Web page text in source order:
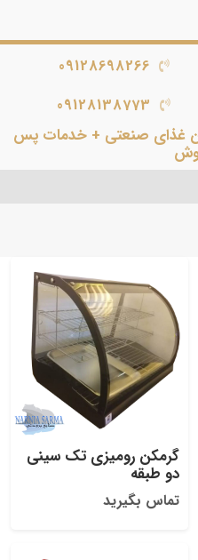
غذای صنعتی + خدمات پس
09128698266
09128138773
گرمکن رومیزی تک سینی
دو طبقه
تماس بگیرید